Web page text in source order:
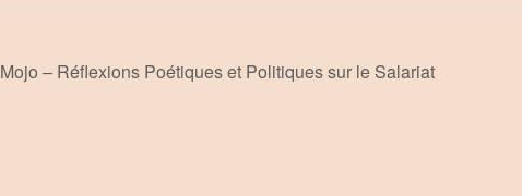
Mojo – Réflexions Poétiques et Politiques sur le Salariat